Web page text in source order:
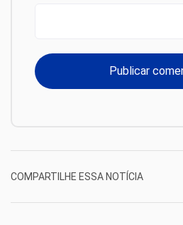
COMPARTILHE ESSA NOTÍCIA